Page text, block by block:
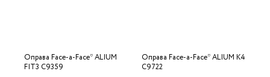
Оправа Face-a-Face* ALIUM
FIT3 C9359
Оправа Face-a-Face* ALIUM K4
C9722